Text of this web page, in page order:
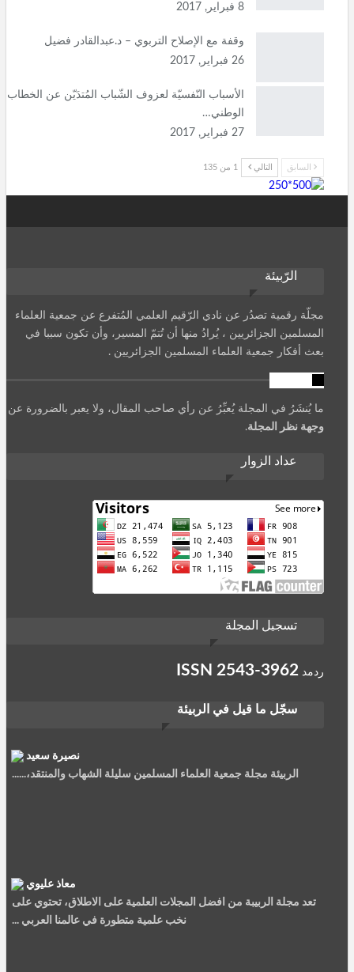
8 فبراير, 2017
وقفة مع الإصلاح التربوي – د.عبدالقادر فضيل
26 فبراير, 2017
الأسباب النّفسيّة لعزوف الشّباب المُتدَيّن عن الخطاب
الوطني…
27 فبراير, 2017
السابق التالي 1 من 135
الرّبيئة
مجلّة رقمية تصدُر عن نادي الرّقيم العلمي المُتفرع عن جمعية العلماء
المسلمين الجزائريين ، يُرادُ منها أن تُتمّ المسير، وأن تكون سببا في
بعث أفكار جمعية العلماء المسلمين الجزائريين .
ما يُنشَرُ في المجلة يُعبِّرُ عن رأي صاحب المقال، ولا يعبر بالضرورة عن
وجهة نظر المجلة.
عداد الزوار
تسجيل المجلة
ردمد ISSN 2543-3962
سجّل ما قيل في الربيئة
نصيرة سعيد
الربيئة مجلة جمعية العلماء المسلمين سليلة الشهاب والمنتقد،......
معاذ عليوي
تعد مجلة الربيبة من افضل المجلات العلمية على الاطلاق، تحتوي على
نخب علمية متطورة في عالمنا العربي ...